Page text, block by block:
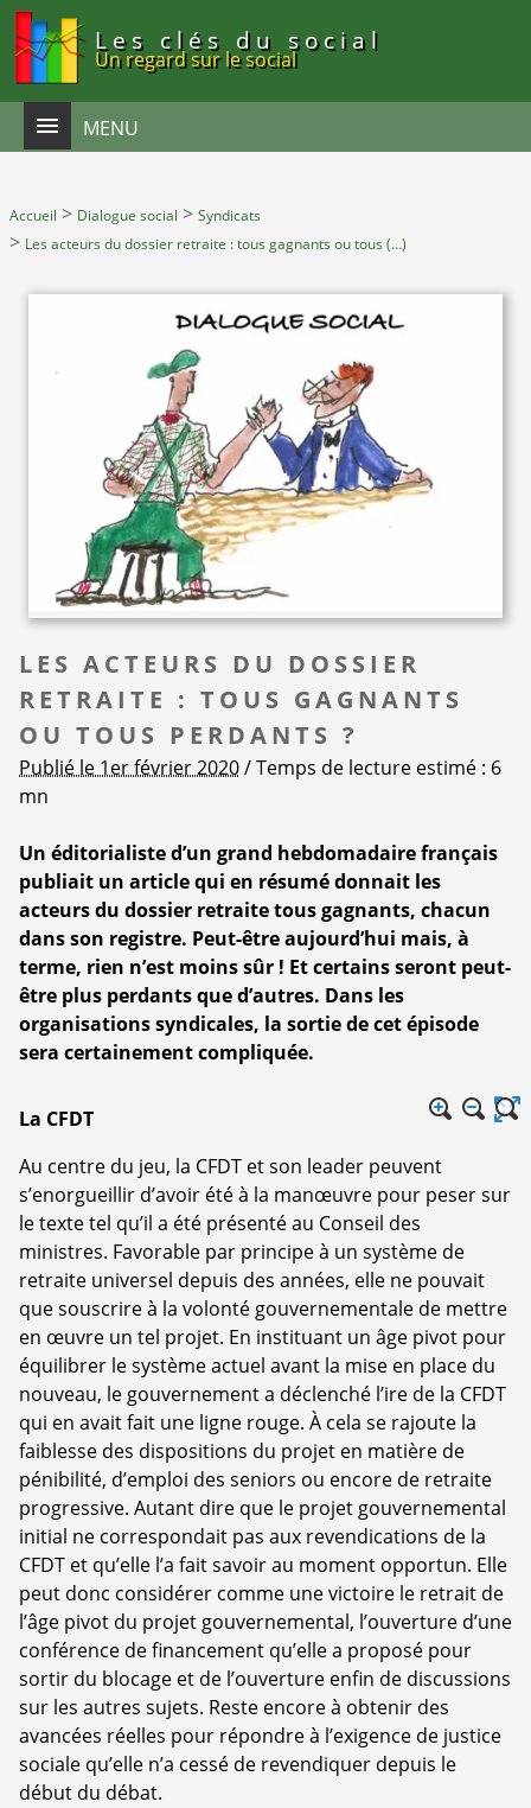
Les clés du social
Un regard sur le social
MENU
Accueil > Dialogue social > Syndicats
> Les acteurs du dossier retraite : tous gagnants ou tous (…)
LES ACTEURS DU DOSSIER
RETRAITE : TOUS GAGNANTS
OU TOUS PERDANTS ?
Publié le 1er février 2020/ Temps de lecture estimé : 6
mn
Un éditorialiste d’un grand hebdomadaire français
publiait un article qui en résumé donnait les
acteurs du dossier retraite tous gagnants, chacun
dans son registre. Peut-être aujourd’hui mais, à
terme, rien n’est moins sûr ! Et certains seront peut-
être plus perdants que d’autres. Dans les
organisations syndicales, la sortie de cet épisode
sera certainement compliquée.
La CFDT
Au centre du jeu, la CFDT et son leader peuvent
s’enorgueillir d’avoir été à la manœuvre pour peser sur
le texte tel qu’il a été présenté au Conseil des
ministres. Favorable par principe à un système de
retraite universel depuis des années, elle ne pouvait
que souscrire à la volonté gouvernementale de mettre
en œuvre un tel projet. En instituant un âge pivot pour
équilibrer le système actuel avant la mise en place du
nouveau, le gouvernement a déclenché l’ire de la CFDT
qui en avait fait une ligne rouge. À cela se rajoute la
faiblesse des dispositions du projet en matière de
pénibilité, d’emploi des seniors ou encore de retraite
progressive. Autant dire que le projet gouvernemental
initial ne correspondait pas aux revendications de la
CFDT et qu’elle l’a fait savoir au moment opportun. Elle
peut donc considérer comme une victoire le retrait de
l’âge pivot du projet gouvernemental, l’ouverture d’une
conférence de financement qu’elle a proposé pour
sortir du blocage et de l’ouverture enfin de discussions
sur les autres sujets. Reste encore à obtenir des
avancées réelles pour répondre à l’exigence de justice
sociale qu’elle n’a cessé de revendiquer depuis le
début du débat.
Panneau de gestion des cookies